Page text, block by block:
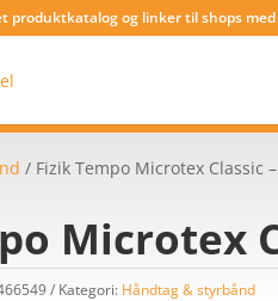
produktkatalog og linker til shops
/ Fizik Tempo Microtex Classic
Microtex
Kategori: Håndtag & styrbånd